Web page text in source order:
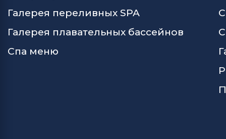
Галерея переливных SPA
Галерея плавательных бассейнов
Спа меню